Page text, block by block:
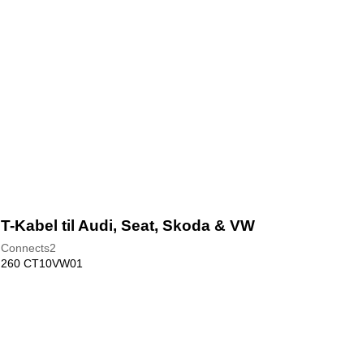
T-Kabel til Audi, Seat, Skoda & VW
Connects2
260 CT10VW01